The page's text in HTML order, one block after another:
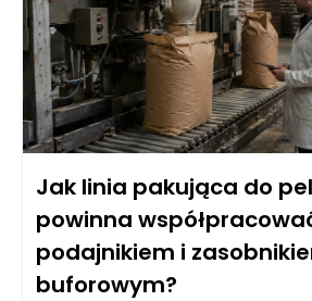
Jak linia pakująca do
powinna
podajnikiem i
buforowym?